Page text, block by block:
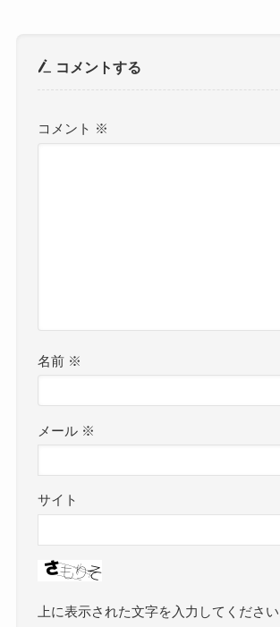
コメントする
コメント ※
名前 ※
メール ※
サイト
上に表示された文字を入力してください